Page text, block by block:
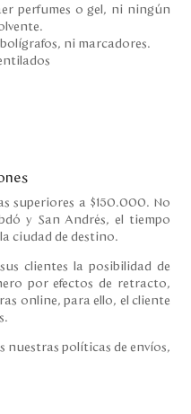
perfumes o gel, ni ningún
ni marcadores.
superiores a $150.000. No
y San Andrés, el tiempo
ciudad de destino.
clientes la posibilidad de
por efectos de retracto,
online, para ello, el cliente
nuestras políticas de envíos,